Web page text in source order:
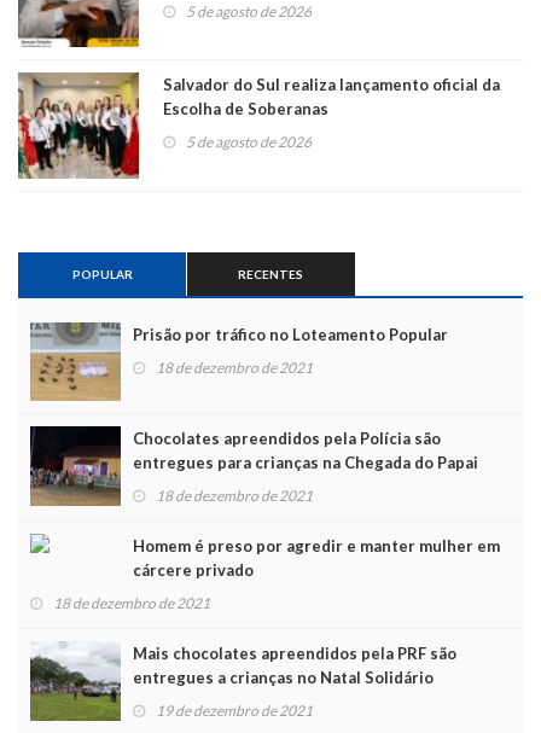
5 de agosto de 2026
Salvador do Sul realiza lançamento oficial da
Escolha de Soberanas
5 de agosto de 2026
POPULAR RECENTES
Prisão por tráfico no Loteamento Popular
18 de dezembro de 2021
Chocolates apreendidos pela Polícia são
entregues para crianças na Chegada do Papai
Noel18 de dezembro de 2021
Homem é preso por agredir e manter mulher em
cárcere privado
18 de dezembro de 2021
Mais chocolates apreendidos pela PRF são
entregues a crianças no Natal Solidário
19 de dezembro de 2021